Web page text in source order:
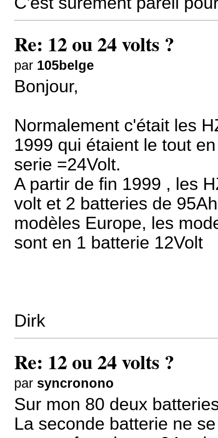
Re: 12 ou 24 volts ?
par 105belge
Bonjour,
Normalement c'était les
1999 qui étaient le tout
serie =24Volt.
A partir de fin 1999 , les
volt et 2 batteries de
modèles Europe, les
sont en 1 batterie 12Volt
Dirk
Re: 12 ou 24 volts ?
par syncronono
Sur mon 80 deux
La seconde batterie ne